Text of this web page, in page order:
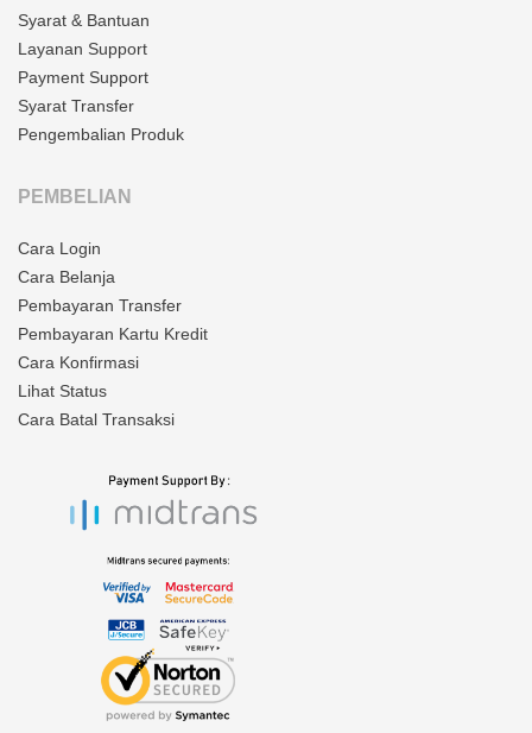
Syarat & Bantuan
Layanan Support
Payment Support
Syarat Transfer
Pengembalian Produk
PEMBELIAN
Cara Login
Cara Belanja
Pembayaran Transfer
Pembayaran Kartu Kredit
Cara Konfirmasi
Lihat Status
Cara Batal Transaksi